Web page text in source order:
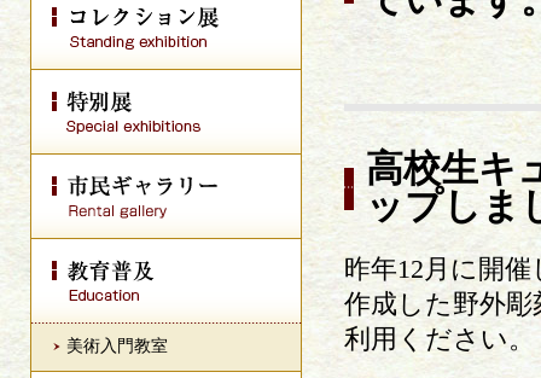
美術入門教室
高校生キ
ップしま
昨年12月に開
作成した野外
利用ください。